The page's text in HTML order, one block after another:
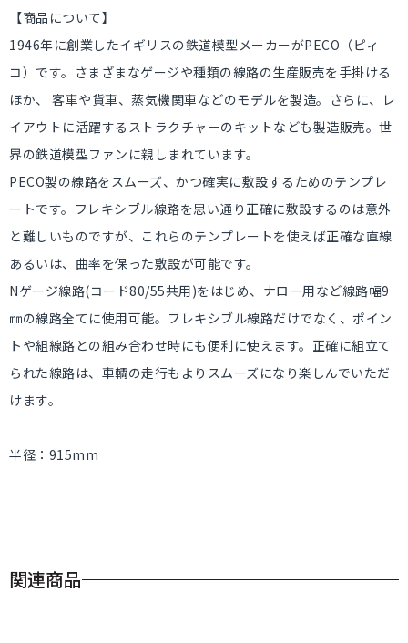
【商品について】
1946年に創業したイギリスの鉄道模型メーカーがPECO（ピィ
コ）です。さまざまなゲージや種類の線路の生産販売を手掛ける
ほか、 客車や貨車、蒸気機関車などのモデルを製造。さらに、レ
イアウトに活躍するストラクチャーのキットなども製造販売。世
界の鉄道模型ファンに親しまれています。
PECO製の線路をスムーズ、かつ確実に敷設するためのテンプレ
ートです。フレキシブル線路を思い通り正確に敷設するのは意外
と難しいものですが、これらのテンプレートを使えば正確な直線
あるいは、曲率を保った敷設が可能です。
Nゲージ線路(コード80/55共用)をはじめ、ナロー用など線路幅9
㎜の線路全てに使用可能。フレキシブル線路だけでなく、ポイン
トや組線路との組み合わせ時にも便利に使えます。正確に組立て
られた線路は、車輌の走行もよりスムーズになり楽しんでいただ
けます。
半径：915mm
関連商品